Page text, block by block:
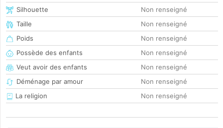
Silhouette
Non renseigné
Taille
Non renseigné
Poids
Non renseigné
Possède des enfants
Non renseigné
Veut avoir des enfants
Non renseigné
Déménage par amour
Non renseigné
La religion
Non renseigné